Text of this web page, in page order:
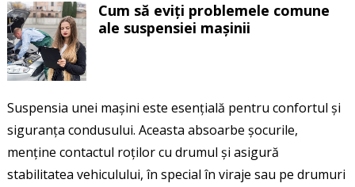
Cum să eviți problemele comune
ale suspensiei mașinii
Suspensia unei mașini este esențială pentru confortul și
siguranța condusului. Aceasta absoarbe șocurile,
menține contactul roților cu drumul și asigură
stabilitatea vehiculului, în special în viraje sau pe drumuri